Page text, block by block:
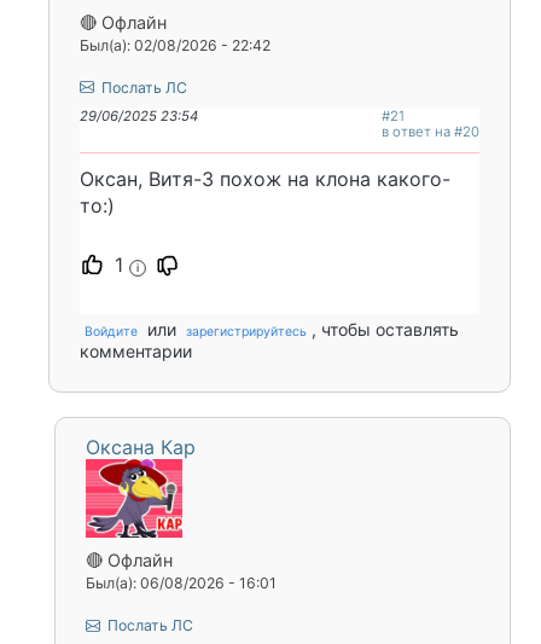
🔴 Офлайн
Был(а): 02/08/2026 - 22:42
Послать ЛС
29/06/2025 23:54
#21
в ответ на #20
Оксан, Витя-3 похож на клона какого-
то:)
1 i
Войдите или зарегистрируйтесь , чтобы оставлять
комментарии
Оксана Кар
🔴 Офлайн
Был(а): 06/08/2026 - 16:01
Послать ЛС